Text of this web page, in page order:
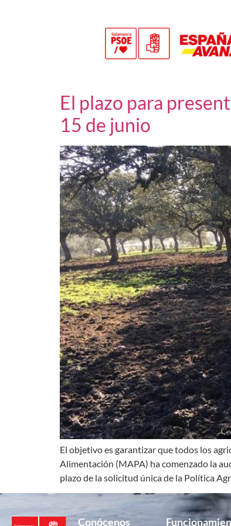
El plazo para
15 de junio
El objetivo es garantizar que todos los
Alimentación (MAPA) ha comenzado la
plazo de la solicitud única de la Política
Conócenos